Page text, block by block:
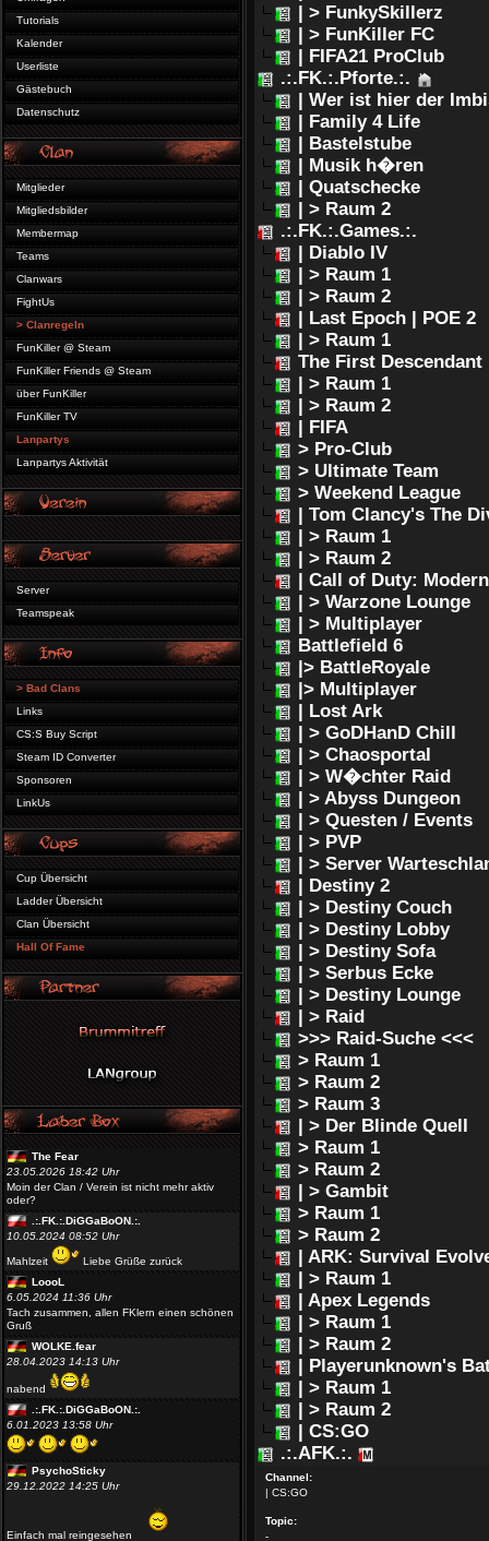
Tutorials
Kalender
Userliste
Gästebuch
Datenschutz
Mitglieder
Mitgliedsbilder
Membermap
Teams
Clanwars
FightUs
> Clanregeln
FunKiller @ Steam
FunKiller Friends @ Steam
über FunKiller
FunKiller TV
Lanpartys
Lanpartys Aktivität
Server
Teamspeak
> Bad Clans
Links
CS:S Buy Script
Steam ID Converter
Sponsoren
LinkUs
Cup Übersicht
Ladder Übersicht
Clan Übersicht
Hall Of Fame
The Fear
23.05.2026 18:42 Uhr
Moin der Clan / Verein ist nicht mehr aktiv
oder?
.:.FK.:.DiGGaBoON.:.
10.05.2024 08:52 Uhr
Mahlzeit
Liebe Grüße zurück
LoooL
6.05.2024 11:36 Uhr
Tach zusammen, allen FKlern einen schönen
Gruß
WOLKE.fear
28.04.2023 14:13 Uhr
nabend
.:.FK.:.DiGGaBoON.:.
6.01.2023 13:58 Uhr
PsychoSticky
29.12.2022 14:25 Uhr
Einfach mal reingesehen
| > FunkySkillerz
| > FunKiller FC
| FIFA21 ProClub
.:.FK.:.Pforte.:.
| Wer ist hier der
| Family 4 Life
| Bastelstube
| Musik h�ren
| Quatschecke
| > Raum 2
.:.FK.:.Games.:.
| Diablo IV
| > Raum 1
| > Raum 2
| Last Epoch | POE 2
| > Raum 1
The First Descendant
| > Raum 1
| > Raum 2
| FIFA
> Pro-Club
> Ultimate Team
> Weekend League
| Tom Clancy's The
| > Raum 1
| > Raum 2
| Call of Duty:
| > Warzone Lounge
| > Multiplayer
Battlefield 6
|> BattleRoyale
|> Multiplayer
| Lost Ark
| > GoDHanD Chill
| > Chaosportal
| > W�chter Raid
| > Abyss Dungeon
| > Questen / Events
| > PVP
| > Server
| Destiny 2
| > Destiny Couch
| > Destiny Lobby
| > Destiny Sofa
| > Serbus Ecke
| > Destiny Lounge
| > Raid
>>> Raid-Suche <<<
> Raum 1
> Raum 2
> Raum 3
| > Der Blinde Quell
> Raum 1
> Raum 2
| > Gambit
> Raum 1
> Raum 2
| ARK: Survival
| > Raum 1
| Apex Legends
| > Raum 1
| > Raum 2
| Playerunknown's
| > Raum 1
| > Raum 2
| CS:GO
.:.AFK.:.
Channel:
| CS:GO
Topic:
-